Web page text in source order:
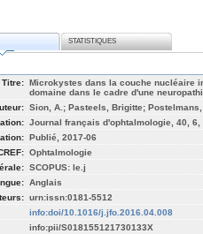
STATISTIQUES
Titre: Microkystes dans la couche nucléaire
domaine dans le cadre d'une
Sion, A.; Pasteels, Brigitte;
Journal français d'ophtalmologie, 40, 6,
Publié, 2017-06
Ophtalmologie
SCOPUS: le.j
Anglais
urn:issn:0181-5512
info:doi/10.1016/j.jfo.2016.04.008
info:pii/S018155121730133X